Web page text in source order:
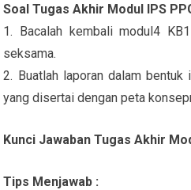
Soal Tugas Akhir Modul IPS
1. Bacalah kembali modul4
seksama.
2. Buatlah laporan dalam
yang disertai dengan peta
Kunci Jawaban Tugas Akhir
Tips Menjawab :